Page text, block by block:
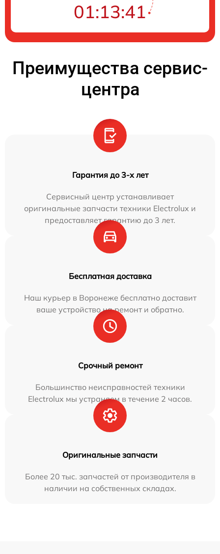
01:13:40
Преимущества сервис-
центра
Гарантия до 3-х лет
Сервисный центр устанавливает
оригинальные запчасти техники Electrolux и
предоставляет гарантию до 3 лет.
Бесплатная доставка
Наш курьер в Воронеже бесплатно доставит
ваше устройство на ремонт и обратно.
Срочный ремонт
Большинство неисправностей техники
Electrolux мы устраняем в течение 2 часов.
Оригинальные запчасти
Более 20 тыс. запчастей от производителя в
наличии на собственных складах.